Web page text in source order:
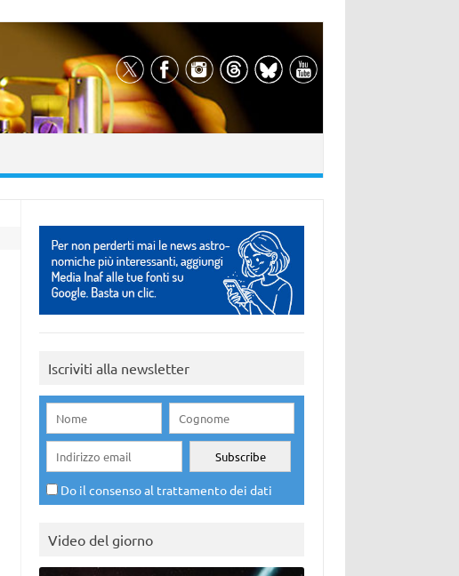
Iscriviti alla newsletter
Do il consenso al trattamento dei dati
Video del giorno